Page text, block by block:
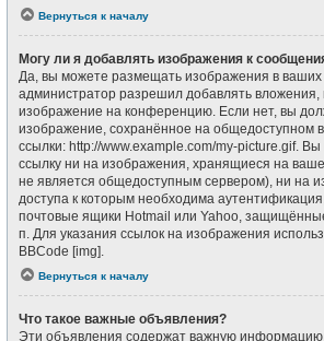
Вернуться к началу
Могу ли я добавлять изображения к
Да, вы можете размещать изображения в
администратор разрешил добавлять вложения,
изображение на конференцию. Если нет, вы
изображение, сохранённое на общедоступном
ссылки: http://www.example.com/my-picture.gif.
ссылку ни на изображения, хранящиеся на
не является общедоступным сервером), ни на
доступа к которым необходима
почтовые ящики Hotmail или Yahoo,
п. Для указания ссылок на изображения
BBCode [img].
Вернуться к началу
Что такое важные объявления?
Эти объявления содержат важную